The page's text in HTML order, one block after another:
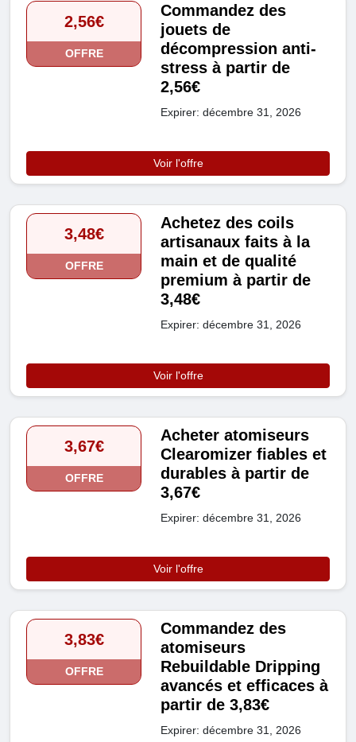
2,56€
OFFRE
Commandez des
jouets de
décompression anti-
stress à partir de
2,56€
Expirer: décembre 31, 2026
Voir l'offre
3,48€
OFFRE
Achetez des coils
artisanaux faits à la
main et de qualité
premium à partir de
3,48€
Expirer: décembre 31, 2026
Voir l'offre
3,67€
OFFRE
Acheter atomiseurs
Clearomizer fiables et
durables à partir de
3,67€
Expirer: décembre 31, 2026
Voir l'offre
3,83€
OFFRE
Commandez des
atomiseurs
Rebuildable Dripping
avancés et efficaces à
partir de 3,83€
Expirer: décembre 31, 2026